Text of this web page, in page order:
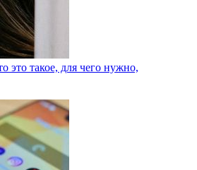
это такое, для чего нужно,